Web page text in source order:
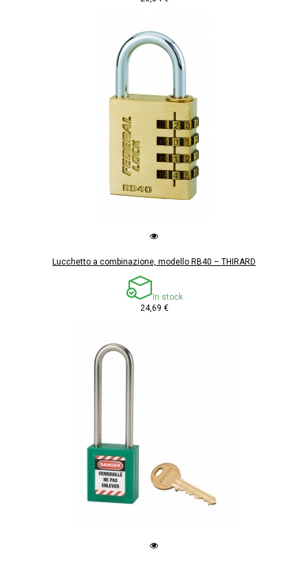
Lucchetto a combinazione, modello RB40 – THIRARD
In stock
24,69 €